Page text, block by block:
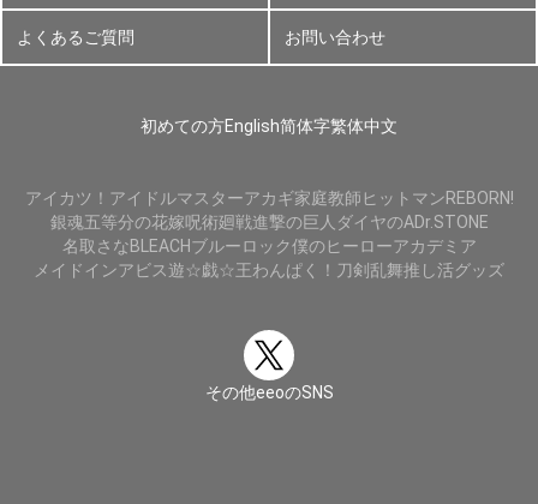
よくあるご質問 お問い合わせ
初めての方English简体字繁体中文
アイカツ！ アイドルマスターアカギ家庭教師ヒットマンREBORN!
銀魂五等分の花嫁呪術廻戦進撃の巨人 ダイヤのADr.STONE
名取さなBLEACHブルーロック僕のヒーローアカデミア
メイドインアビス遊☆戯☆王わんぱく！刀剣乱舞推し活グッズ
その他eeoのSNS